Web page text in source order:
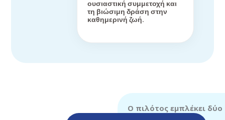
ουσιαστική συμμετοχή και
τη βιώσιμη δράση στην
καθημερινή ζωή.
Ο πιλότος εμπλέκει δύο